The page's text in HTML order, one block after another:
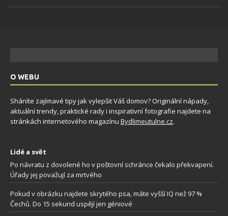
O WEBU
Sháníte zajímavé tipy jak vylepšit Váš domov? Originální nápady,
aktuální trendy, praktické rady i inspirativní fotografie najdete na
stránkách internetového magazínu Bydlimeutulne.cz.
Lidé a svět
Po návratu z dovolené ho v poštovní schránce čekalo překvapení.
Úřady jej považují za mrtvého
Pokud v obrázku najdete skrytého psa, máte vyšší IQ než 97 %
Čechů. Do 15 sekund uspějí jen géniové